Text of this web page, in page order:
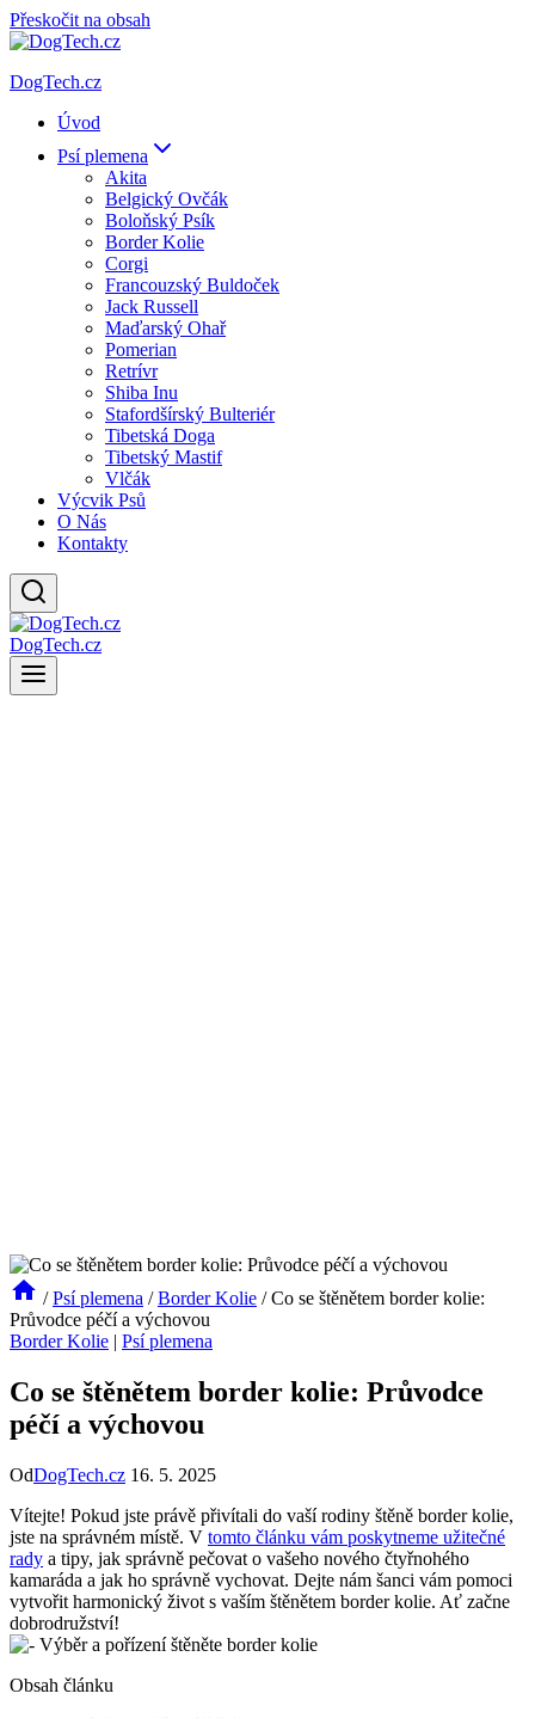
Přeskočit na obsah
DogTech.cz
Úvod
Psí plemena
Akita
Belgický Ovčák
Boloňský Psík
Border Kolie
Corgi
Francouzský Buldoček
Jack Russell
Maďarský Ohař
Pomerian
Retrívr
Shiba Inu
Stafordšírský Bulteriér
Tibetská Doga
Tibetský Mastif
Vlčák
Výcvik Psů
O Nás
Kontakty
DogTech.cz
/ Psí plemena / Border Kolie / Co se štěnětem border kolie:
Průvodce péčí a výchovou
Border Kolie | Psí plemena
Co se štěnětem border kolie: Průvodce
péčí a výchovou
OdDogTech.cz 16. 5. 2025
Vítejte! Pokud jste právě přivítali do vaší rodiny štěně border kolie,
jste na správném místě. V tomto článku vám poskytneme užitečné
rady a tipy, jak správně pečovat o vašeho nového čtyřnohého
kamaráda a jak ho správně vychovat. Dejte nám šanci vám pomoci
vytvořit harmonický život s vaším štěnětem border kolie. Ať začne
dobrodružství!
Obsah článku